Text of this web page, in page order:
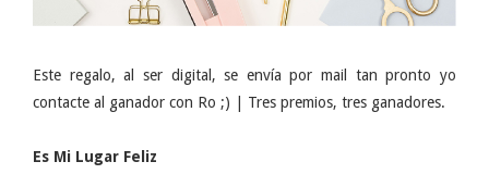
Este regalo, al ser digital, se envía por mail tan pronto yo
contacte al ganador con Ro ;) | Tres premios, tres ganadores.
Es Mi Lugar Feliz